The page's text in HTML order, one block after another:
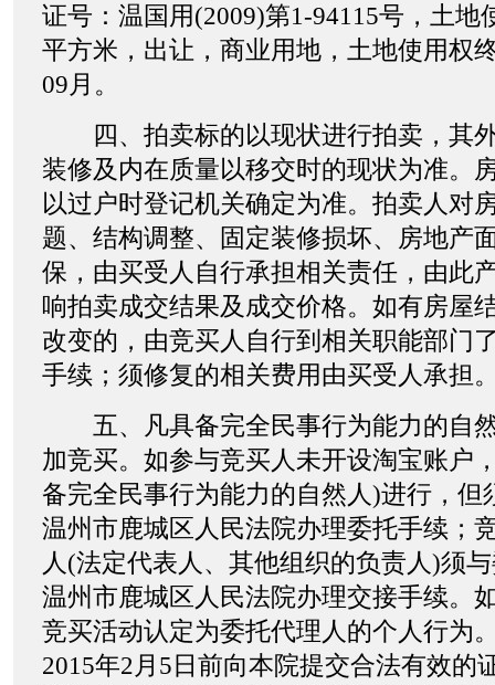
证号：温国用(2009)第1-94115号，土地
平方米，出让，商业用地，土地使用权
09月。
四、拍卖标的以现状进行拍卖，其
装修及内在质量以移交时的现状为准。
以过户时登记机关确定为准。拍卖人对
题、结构调整、固定装修损坏、房地产
保，由买受人自行承担相关责任，由此
响拍卖成交结果及成交价格。如有房屋
改变的，由竞买人自行到相关职能部门
手续；须修复的相关费用由买受人承担
五、凡具备完全民事行为能力的自
加竞买。如参与竞买人未开设淘宝账户
备完全民事行为能力的自然人)进行，但
温州市鹿城区人民法院办理委托手续；
人(法定代表人、其他组织的负责人)须
温州市鹿城区人民法院办理交接手续。
竞买活动认定为委托代理人的个人行为
2015年2月5日前向本院提交合法有效的